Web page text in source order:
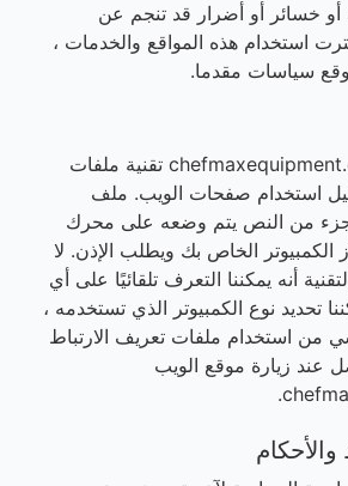
أو خسائر أو أضرار قد تنجم عن
استخدام هذه المواقع والخدمات ،
سياسات مقدما.
يستخدم موقع chefmaxequipment.com تقنية ملفات
استخدام صفحات الويب. ملف
جزء من النص يتم وضعه على محرك
الكمبيوتر الخاص بك ويطلب الإذن. لا
أنه يمكننا التعرف تلقائيًا على أي
تحديد نوع الكمبيوتر الذي تستخدمه ،
من استخدام ملفات تعريف الارتباط
عند زيارة موقع الويب